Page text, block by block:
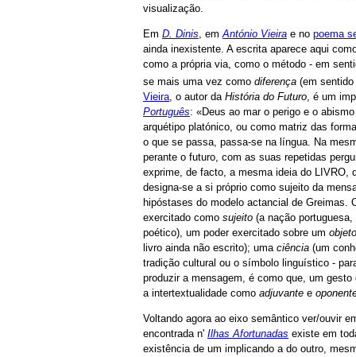
visualização.
Em D. Dinis , em António Vieira e no poema
ainda inexistente. A escrita aparece aqui
como a própria via, como o método - em
se mais uma vez como diferença (em sentido
Vieira , o autor da História do Futuro , é um
Português: «Deus ao mar o perigo e o
arquétipo platónico, ou como matriz das
o que se passa, passa-se na língua. Na
perante o futuro, com as suas repetidas
exprime, de facto, a mesma ideia do LIVRO,
designa-se a si próprio como sujeito da
hipóstases do modelo actancial de Greimas.
exercitado como sujeito (a nação
poético), um poder exercitado sobre um objeto
livro ainda não escrito); uma ciência (um
tradição cultural ou o símbolo linguístico -
produzir a mensagem, é como que, um
a intertextualidade como adjuvante e
Voltando agora ao eixo semântico ver/ouvir
encontrada n' Ilhas Afortunadas existe em
existência de um implicando a do outro,